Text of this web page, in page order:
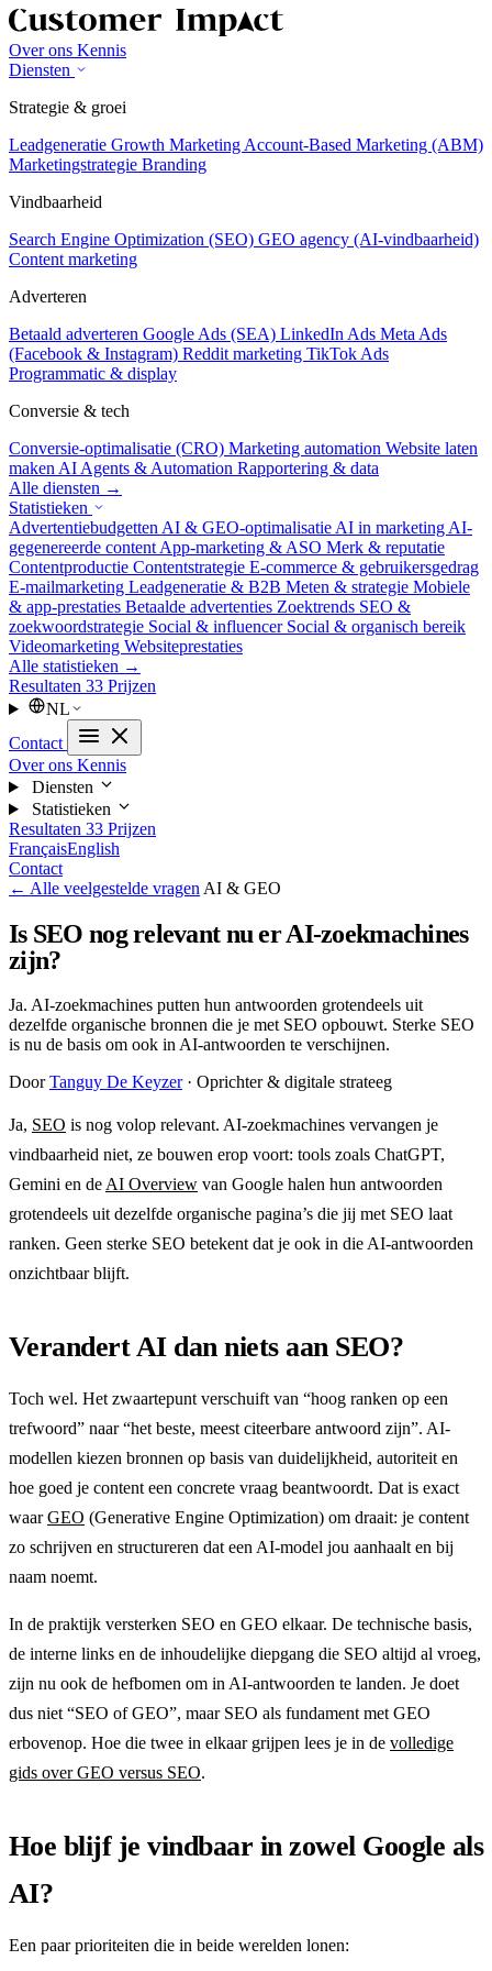
Over ons Kennis
Diensten
Strategie & groei
Leadgeneratie Growth Marketing Account-Based Marketing (ABM)
Marketingstrategie Branding
Vindbaarheid
Search Engine Optimization (SEO) GEO agency (AI-vindbaarheid)
Content marketing
Adverteren
Betaald adverteren Google Ads (SEA) LinkedIn Ads Meta Ads
(Facebook & Instagram) Reddit marketing TikTok Ads
Programmatic & display
Conversie & tech
Conversie-optimalisatie (CRO) Marketing automation Website laten
maken AI Agents & Automation Rapportering & data
Alle diensten →
Statistieken
Advertentiebudgetten AI & GEO-optimalisatie AI in marketing AI-
gegenereerde content App-marketing & ASO Merk & reputatie
Contentproductie Contentstrategie E-commerce & gebruikersgedrag
E-mailmarketing Leadgeneratie & B2B Meten & strategie Mobiele
& app-prestaties Betaalde advertenties Zoektrends SEO &
zoekwoordstrategie Social & influencer Social & organisch bereik
Videomarketing Websiteprestaties
Alle statistieken →
Resultaten 33 Prijzen
NL
Contact
Over ons Kennis
Diensten
Statistieken
Resultaten 33 Prijzen
FrançaisEnglish
Contact
← Alle veelgestelde vragen AI & GEO
Is SEO nog relevant nu er AI-zoekmachines
zijn?
Ja. AI-zoekmachines putten hun antwoorden grotendeels uit
dezelfde organische bronnen die je met SEO opbouwt. Sterke SEO
is nu de basis om ook in AI-antwoorden te verschijnen.
DoorTanguy De Keyzer· Oprichter & digitale strateeg
Ja, SEO is nog volop relevant. AI-zoekmachines vervangen je
vindbaarheid niet, ze bouwen erop voort: tools zoals ChatGPT,
Gemini en de AI Overview van Google halen hun antwoorden
grotendeels uit dezelfde organische pagina’s die jij met SEO laat
ranken. Geen sterke SEO betekent dat je ook in die AI-antwoorden
onzichtbaar blijft.
Verandert AI dan niets aan SEO?
Toch wel. Het zwaartepunt verschuift van “hoog ranken op een
trefwoord” naar “het beste, meest citeerbare antwoord zijn”. AI-
modellen kiezen bronnen op basis van duidelijkheid, autoriteit en
hoe goed je content een concrete vraag beantwoordt. Dat is exact
waarGEO (Generative Engine Optimization) om draait: je content
zo schrijven en structureren dat een AI-model jou aanhaalt en bij
naam noemt.
In de praktijk versterken SEO en GEO elkaar. De technische basis,
de interne links en de inhoudelijke diepgang die SEO altijd al vroeg,
zijn nu ook de hefbomen om in AI-antwoorden te landen. Je doet
dus niet “SEO of GEO”, maar SEO als fundament met GEO
erbovenop. Hoe die twee in elkaar grijpen lees je in de volledige
gids over GEO versus SEO.
Hoe blijf je vindbaar in zowel Google als
AI?
Een paar prioriteiten die in beide werelden lonen: